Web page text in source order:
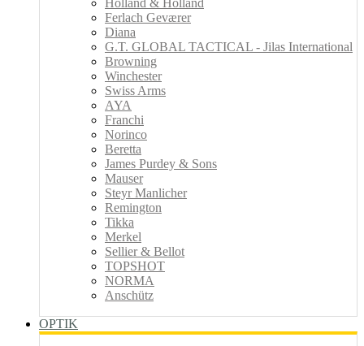
Ferlach Geværer
Diana
G.T. GLOBAL TACTICAL - Jilas International
Browning
Winchester
Swiss Arms
AYA
Franchi
Norinco
Beretta
James Purdey & Sons
Mauser
Steyr Manlicher
Remington
Tikka
Merkel
Sellier & Bellot
TOPSHOT
NORMA
Anschütz
OPTIK